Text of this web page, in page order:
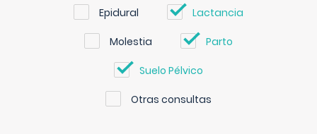
Epidural Lactancia
Molestia Parto
Suelo Pélvico
Otras consultas